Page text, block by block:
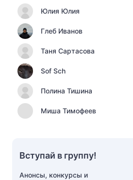
Юлия Юлия
Глеб Иванов
Таня Сартасова
Sof Sch
Полина Тишина
Миша Тимофеев
Вступай в группу!
Анонсы, конкурсы и